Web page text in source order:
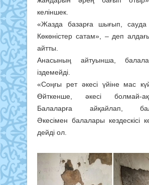
келіншек.
«Жазда базарға шығып, сауда
Көкөністер сатам», – деп
айтты.
Анасының айтуынша,
іздемейді.
«Соңғы рет әкесі үйіне мас
Өйткенше, әкесі болмай-
Балаларға айқайлап,
Әкесімен балалары кездескісі
дейді ол.